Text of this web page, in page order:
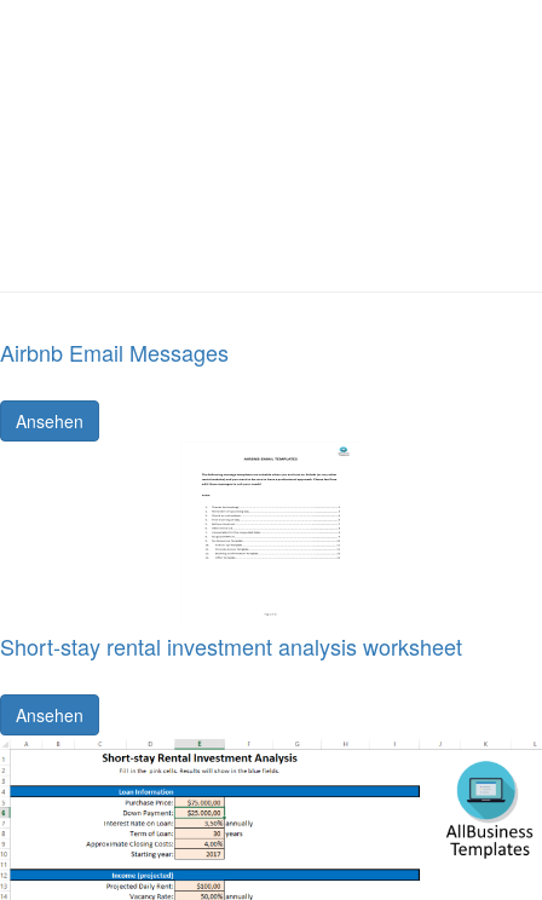
Airbnb Email Messages
Ansehen
Short-stay rental investment analysis worksheet
Ansehen